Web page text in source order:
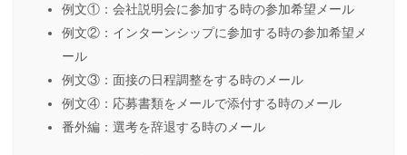
例文①：会社説明会に参加する時の参加希望メール
例文②：インターンシップに参加する時の参加希望メ
ール
例文③：面接の日程調整をする時のメール
例文④：応募書類をメールで添付する時のメール
番外編：選考を辞退する時のメール